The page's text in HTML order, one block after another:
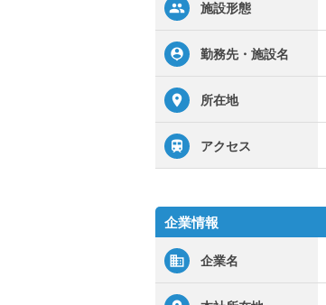
施設形態
勤務先・施設名
所在地
アクセス
企業情報
企業名